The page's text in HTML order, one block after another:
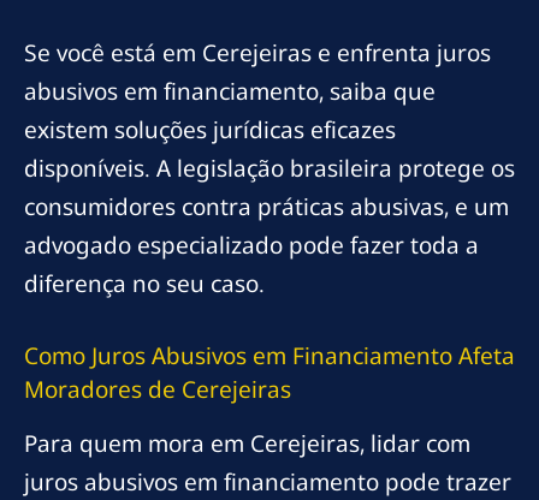
Se você está em Cerejeiras e enfrenta juros
abusivos em financiamento, saiba que
existem soluções jurídicas eficazes
disponíveis. A legislação brasileira protege os
consumidores contra práticas abusivas, e um
advogado especializado pode fazer toda a
diferença no seu caso.
Como Juros Abusivos em Financiamento Afeta
Moradores de Cerejeiras
Para quem mora em Cerejeiras, lidar com
juros abusivos em financiamento pode trazer